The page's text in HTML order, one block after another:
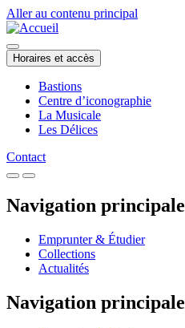
Aller au contenu principal
Horaires et accès
Bastions
Centre d’iconographie
La Musicale
Les Délices
Contact
Navigation principale
Emprunter & Étudier
Collections
Actualités
Navigation principale